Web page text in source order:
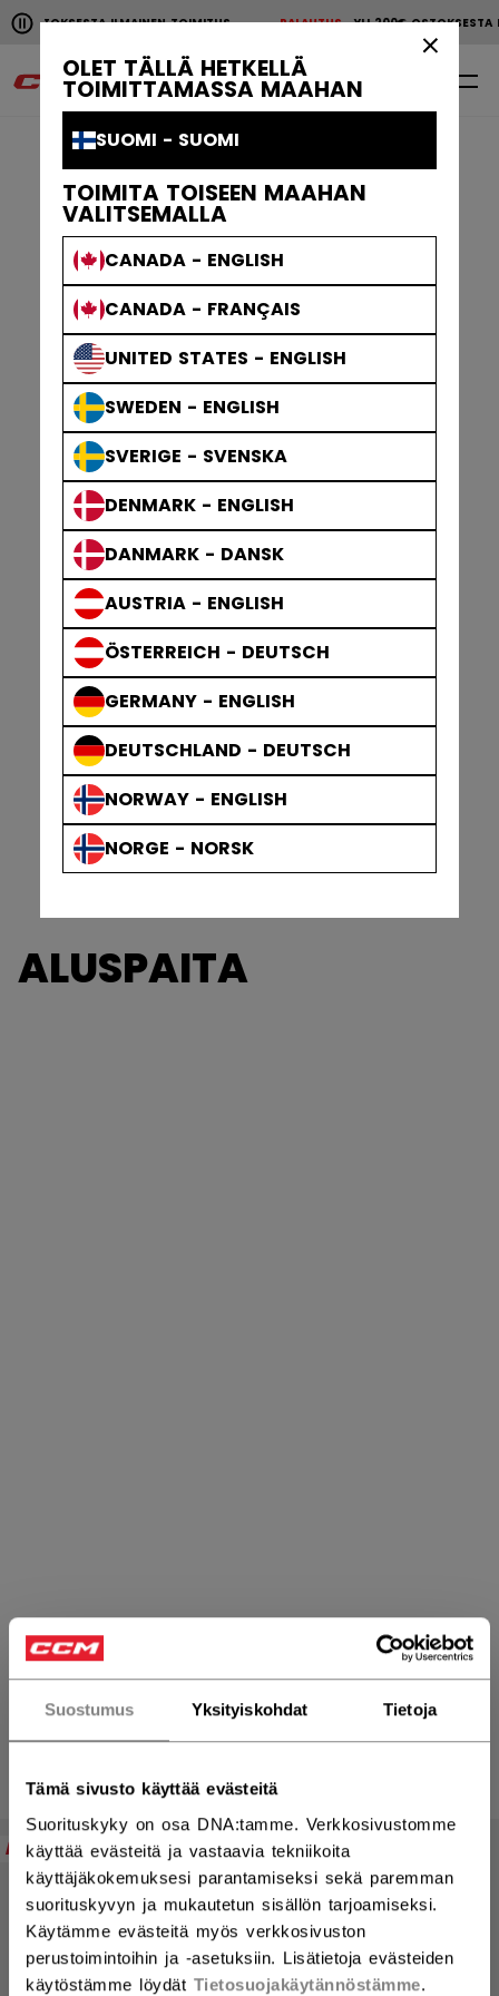
Suostumus Yksityiskohdat Tietoja
Tämä sivusto käyttää evästeitä
Suorituskyky on osa DNA:tamme. Verkkosivustomme
käyttää evästeitä ja vastaavia tekniikoita
käyttäjäkokemuksesi parantamiseksi sekä paremman
suorituskyvyn ja mukautetun sisällön tarjoamiseksi.
Käytämme evästeitä myös verkkosivuston
perustoimintoihin ja -asetuksiin. Lisätietoja evästeiden
käytöstämme löydät Tietosuojakäytännöstämme.
OLET TÄLLÄ HETKELLÄ
TOIMITTAMASSA MAAHAN
SUOMI - SUOMI
TOIMITA TOISEEN MAAHAN
VALITSEMALLA
CANADA - ENGLISH
CANADA - FRANÇAIS
UNITED STATES - ENGLISH
SWEDEN - ENGLISH
SVERIGE - SVENSKA
DENMARK - ENGLISH
DANMARK - DANSK
AUSTRIA - ENGLISH
ÖSTERREICH - DEUTSCH
GERMANY - ENGLISH
DEUTSCHLAND - DEUTSCH
NORWAY - ENGLISH
NORGE - NORSK
Pause the horizontal scroll animation.
ILMAINEN TOIMITUSPALAUTUS YLI 200€ OSTOKSESTA
YLI 200€ OSTOKSESTA ILMAINEN TOIMITUS
ALUSPAITA
Alusasu
TUOTTEET (10)
NEW
NEW